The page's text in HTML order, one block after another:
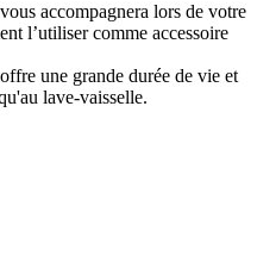
accompagnera lors de votre
l’utiliser comme accessoire
une grande durée de vie et
lave-vaisselle.